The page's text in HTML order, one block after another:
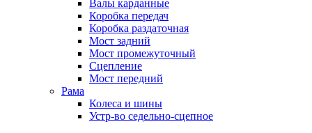
Валы карданные
Коробка передач
Коробка раздаточная
Мост задний
Мост промежуточный
Сцепление
Мост передний
Рама
Колеса и шины
Устр-во седельно-сцепное